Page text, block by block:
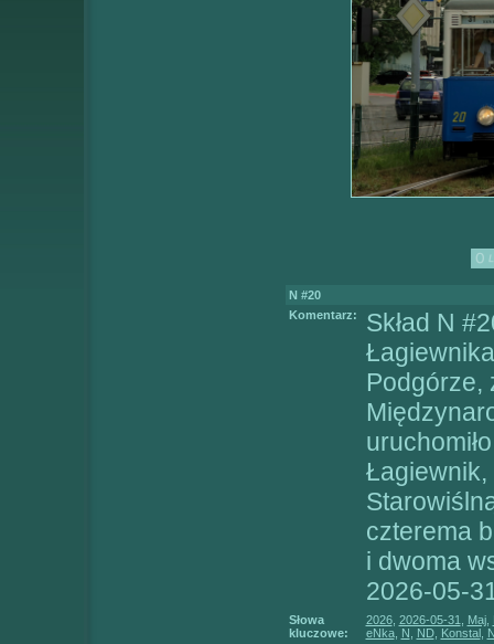
N #20
Komentarz:
Skład N
Podgórze,
Łagiewnik,
czterema
i dwoma
2026-05-
Słowa
kluczowe:
2026, 2026-05-31 Maj,
eNka, N ND, Konstal,